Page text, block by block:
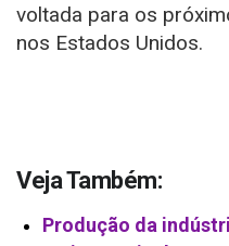
voltada para os
nos Estados Unidos.
Veja Também:
Produção da